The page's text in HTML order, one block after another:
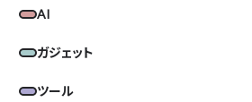
AI
ガジェット
ツール